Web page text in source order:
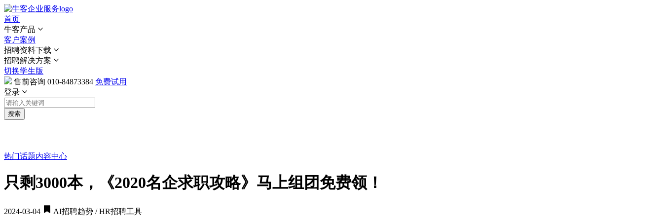
首页
牛客产品
客户案例
招聘资料下载
招聘解决方案
切换学生版
售前咨询 010-84873384 免费试用
登录
搜索
热门话题内容中心
只剩3000本，《2020名企求职攻略》马上组团免费领！
2024-03-04 AI招聘趋势 / HR招聘工具